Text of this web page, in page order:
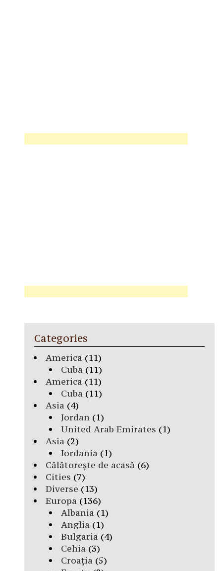
Categories
America (11)
Cuba (11)
America (11)
Cuba (11)
Asia (4)
Jordan(1)
United Arab Emirates (1)
Asia (2)
Iordania (1)
Călătorește de acasă (6)
Cities (7)
Diverse (13)
Europa (136)
Albania (1)
Anglia (1)
Bulgaria (4)
Cehia (3)
Croația (5)